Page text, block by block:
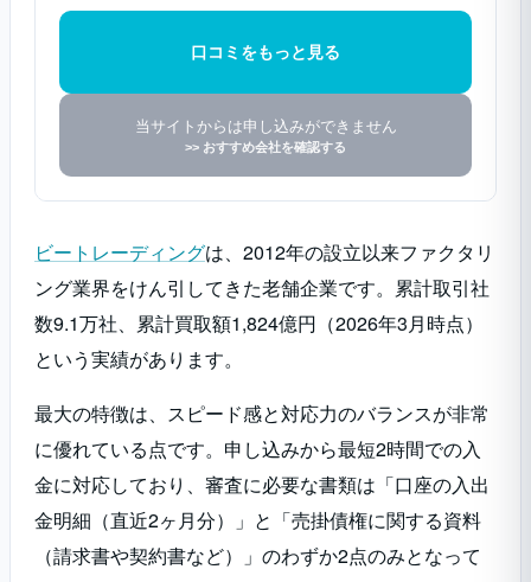
口コミをもっと見る
当サイトからは申し込みができません
>> おすすめ会社を確認する
ビートレーディングは、2012年の設立以来ファクタリ
ング業界をけん引してきた老舗企業です。累計取引社
数9.1万社、累計買取額1,824億円（2026年3月時点）
という実績があります。
最大の特徴は、スピード感と対応力のバランスが非常
に優れている点です。申し込みから最短2時間での入
金に対応しており、審査に必要な書類は「口座の入出
金明細（直近2ヶ月分）」と「売掛債権に関する資料
（請求書や契約書など）」のわずか2点のみとなって